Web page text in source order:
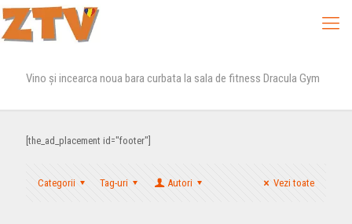
Vino și incearca noua bara curbata la sala de fitness Dracula Gym
[the_ad_placement id="footer"]
Categorii Tag-uri Autori Vezi toate